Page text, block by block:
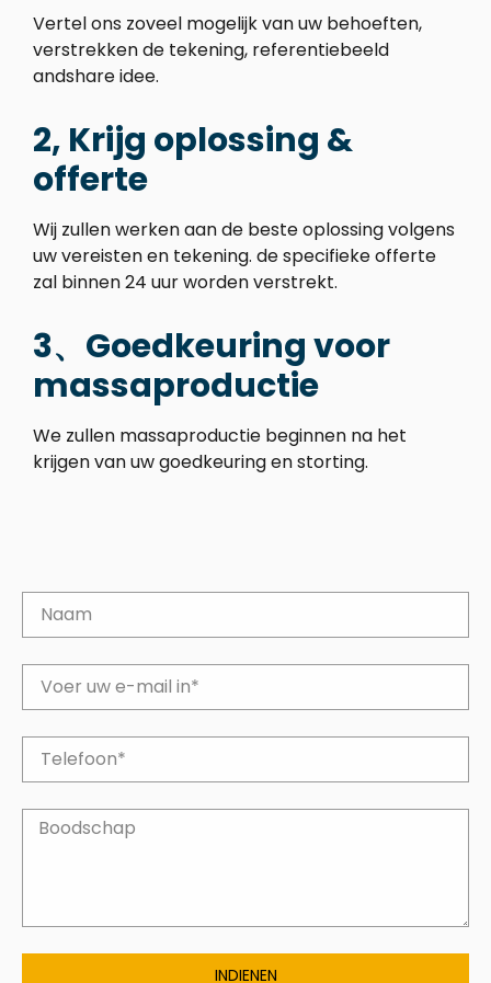
INDIENEN
Vertel ons zoveel mogelijk van uw behoeften,
verstrekken de tekening, referentiebeeld
andshare idee.
2, Krijg oplossing &
offerte
Wij zullen werken aan de beste oplossing volgens
uw vereisten en tekening. de specifieke offerte
zal binnen 24 uur worden verstrekt.
3、Goedkeuring voor
massaproductie
We zullen massaproductie beginnen na het
krijgen van uw goedkeuring en storting.